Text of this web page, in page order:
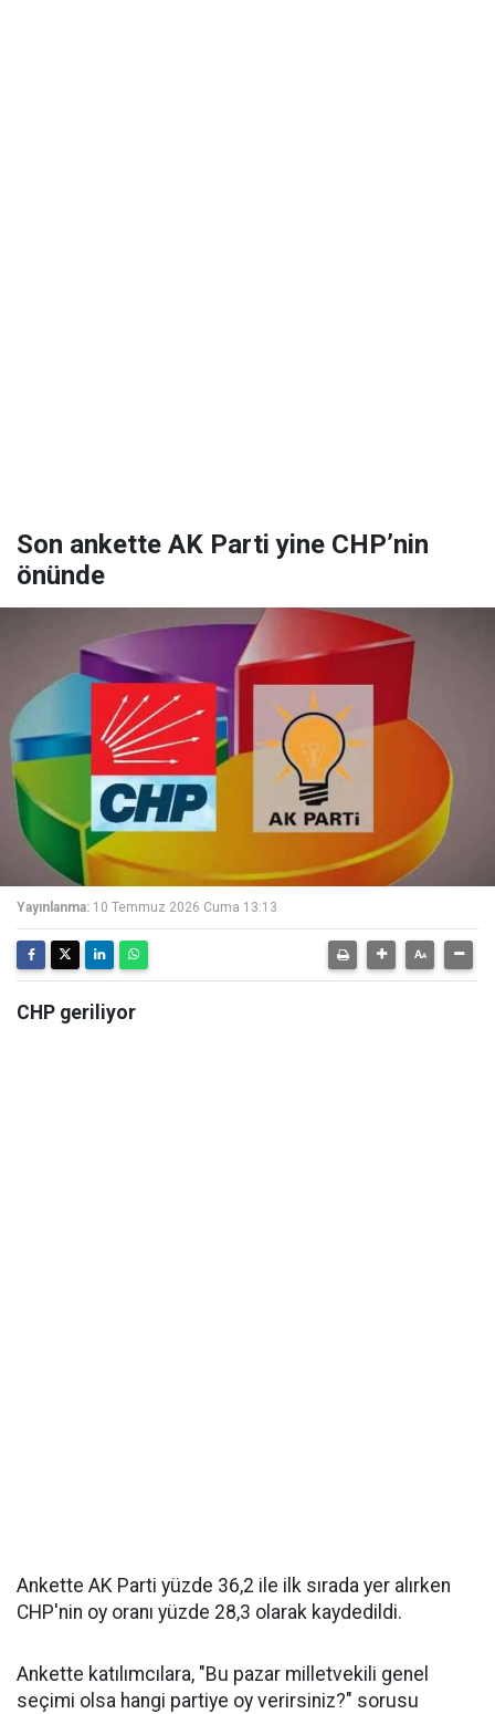
Son ankette AK Parti yine CHP’nin
önünde
Yayınlanma: 10 Temmuz 2026 Cuma 13:13
CHP geriliyor
Ankette AK Parti yüzde 36,2 ile ilk sırada yer alırken
CHP'nin oy oranı yüzde 28,3 olarak kaydedildi.
Ankette katılımcılara, "Bu pazar milletvekili genel
seçimi olsa hangi partiye oy verirsiniz?" sorusu